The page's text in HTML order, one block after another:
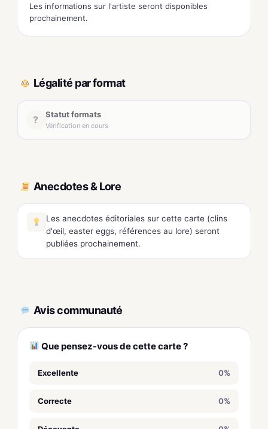
Les informations sur l'artiste seront disponibles
prochainement.
Légalité par format
? Statut formats
Vérification en cours
Anecdotes & Lore
Les anecdotes éditoriales sur cette carte (clins
d'œil, easter eggs, références au lore) seront
publiées prochainement.
Avis communauté
Que pensez-vous de cette carte ?
Excellente 0%
Correcte 0%